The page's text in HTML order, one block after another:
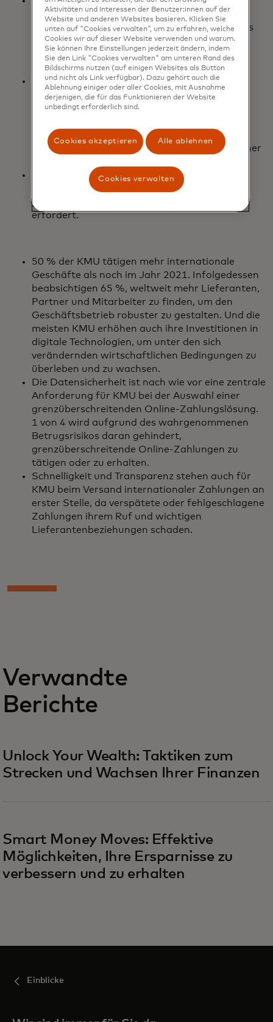
Verbraucher bei grenzüberschreitenden
Zahlungen, da 4 von 10 der Meinung sind, dass
sie eher Opfer von Betrug bei einer
grenzüberschreitenden Zahlung als bei einer
inländischen Zahlung werden.
Verspätete oder fehlgeschlagene
grenzüberschreitende Zahlungen wirken sich
unmittelbar und längerfristig negativ auf das
konnten sich aufgrund einer
verspäteten/fehlgeschlagenen Zahlung in keiner
KMU sind zunehmend global aufgestellt, was
einen Bedarf an schnellen und sicheren
grenzüberschreitenden Zahlungslösungen
erfordert.
50 % der KMU tätigen mehr internationale
Geschäfte als noch im Jahr 2021. Infolgedessen
beabsichtigen 65 %, weltweit mehr Lieferanten,
Partner und Mitarbeiter zu finden, um den
Geschäftsbetrieb robuster zu gestalten. Und die
meisten KMU erhöhen auch ihre Investitionen in
digitale Technologien, um unter den sich
verändernden wirtschaftlichen Bedingungen zu
überleben und zu wachsen.
Die Datensicherheit ist nach wie vor eine zentrale
Anforderung für KMU bei der Auswahl einer
grenzüberschreitenden Online-Zahlungslösung.
1 von 4 wird aufgrund des wahrgenommenen
Betrugsrisikos daran gehindert,
grenzüberschreitende Online-Zahlungen zu
tätigen oder zu erhalten.
Schnelligkeit und Transparenz stehen auch für
KMU beim Versand internationaler Zahlungen an
erster Stelle, da verspätete oder fehlgeschlagene
Zahlungen ihrem Ruf und wichtigen
Lieferantenbeziehungen schaden.
Verwandte
Berichte
Unlock Your Wealth: Taktiken zum
Strecken und Wachsen Ihrer Finanzen
Smart Money Moves: Effektive
Möglichkeiten, Ihre Ersparnisse zu
verbessern und zu erhalten
Einblicke
Aktivitäten und Interessen der Benutzer:innen auf der
Website und anderen Websites basieren. Klicken Sie
unten auf "Cookies verwalten", um zu erfahren, welche
Cookies wir auf dieser Website verwenden und warum.
Sie können Ihre Einstellungen jederzeit ändern, indem
Sie den Link "Cookies verwalten" am unteren Rand des
Bildschirms nutzen (auf einigen Websites als Button
und nicht als Link verfügbar). Dazu gehört auch die
Ablehnung einiger oder aller Cookies, mit Ausnahme
derjenigen, die für das Funktionieren der Website
unbedingt erforderlich sind.
Cookies akzeptieren Alle ablehnen
Cookies verwalten